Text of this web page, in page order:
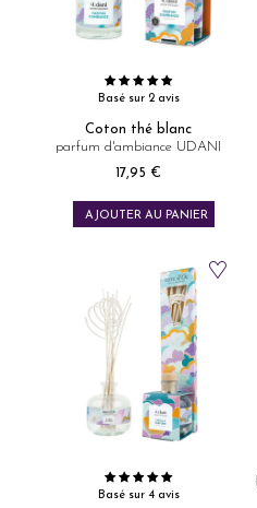
Basé sur 2 avis
Coton thé blanc
parfum d'ambiance UDANI
Prix
17,95 €
AJOUTER AU PANIER
Basé sur 4 avis